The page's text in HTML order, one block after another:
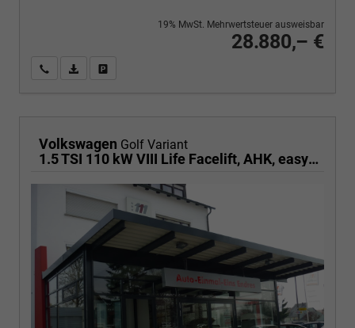
28.880,– €
19% MwSt. Mehrwertsteuer ausweisbar
Wir rufen Sie anPDF-Fahrzeugexposé drucken
Volkswagen Golf Variant
1.5 TSI 110 kW VIII Life Facelift, AHK, easyOpen, Kamera